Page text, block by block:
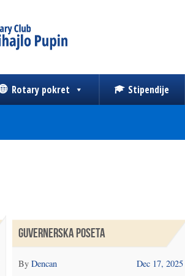
Rotary pokret Stipendije
GUVERNERSKA POSETA
By Dencan Dec 17, 2025